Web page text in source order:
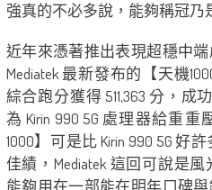
強真的不必多說，能夠稱冠乃
近年來憑著推出表現超穩中
Mediatek 最新發布的【天機
綜合跑分獲得 511,363 分，成
為 Kirin 990 5G 處理器給重重
1000】可是比 Kirin 990 5G 好
佳績，Mediatek 這回可說是
能夠用在一部能在明年口碑